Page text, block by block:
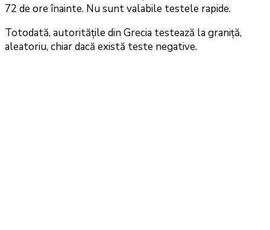
72 de ore înainte. Nu sunt valabile testele rapide.
Totodată, autoritățile din Grecia testează la graniță,
aleatoriu, chiar dacă există teste negative.